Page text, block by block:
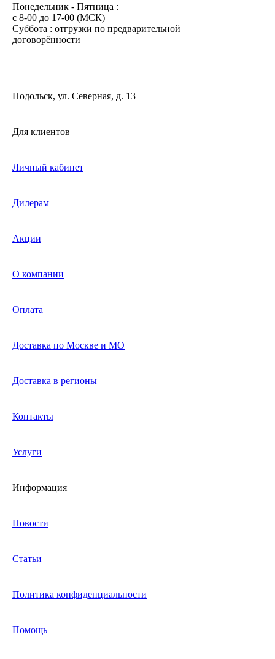
Понедельник - Пятница :
c 8-00 до 17-00 (МСК)
Суббота : отгрузки по предварительной
договорённости
Подольск, ул. Северная, д. 13
Для клиентов
Личный кабинет
Дилерам
Акции
О компании
Оплата
Доставка по Москве и МО
Доставка в регионы
Контакты
Услуги
Информация
Новости
Статьи
Политика конфиденциальности
Помощь